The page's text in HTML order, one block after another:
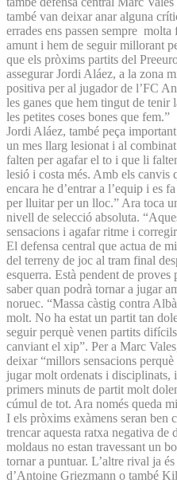
també van deixar anar alguna
errades ens passen sempre
amunt i hem de seguir millorant
que els pròxims partits del
assegurar Jordi Aláez, a la zona
positiva per al jugador de l’FC
les ganes que hem tingut de tenir
les petites coses bones que fem.”
Jordi Aláez, també peça
un mes llarg lesionat i al
falten per agafar el to i que li
lesió i costa més. Amb els canvis
encara he d’entrar a l’equip i es
per lluitar per un lloc.” Ara toca
nivell de selecció absoluta.
sensacions i agafar ritme i
El defensa central que actua de
del terreny de joc al tram final
esquerra. Està pendent de proves
saber quan podrà tornar a jugar
noruec. “Massa càstig contra
molt. No ha estat un partit tan
seguir perquè venen partits
canviant el xip”. Per a Marc
deixar “millors sensacions
jugar molt ordenats i
primers minuts de partit molt
cúmul de tot. Ara només queda
I els pròxims exàmens seran ben
trencar aquesta ratxa negativa de
moldaus no estan travessant un
tornar a puntuar. L’altre rival ja
d’Antoine Griezmann o també